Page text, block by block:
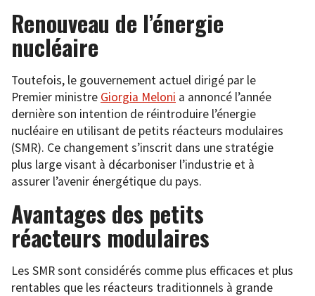
Renouveau de l’énergie
nucléaire
Toutefois, le gouvernement actuel dirigé par le
Premier ministre Giorgia Meloni a annoncé l’année
dernière son intention de réintroduire l’énergie
nucléaire en utilisant de petits réacteurs modulaires
(SMR). Ce changement s’inscrit dans une stratégie
plus large visant à décarboniser l’industrie et à
assurer l’avenir énergétique du pays.
Avantages des petits
réacteurs modulaires
Les SMR sont considérés comme plus efficaces et plus
rentables que les réacteurs traditionnels à grande